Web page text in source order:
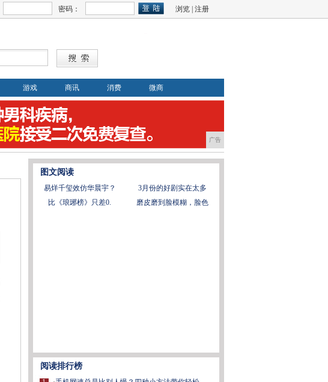
密码： 浏览 注册
游戏 商讯 消费 微商
广告
图文阅读
易烊千玺效仿华晨宇？
3月份的好剧实在太多
比《琅琊榜》只差0.
磨皮磨到脸模糊，脸色
阅读排行榜